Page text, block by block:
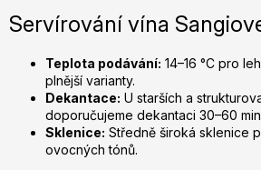
Servírování vína
Teplota podávání: 14–16 °C pro
plnější varianty.
Dekantace: U starších a
doporučujeme dekantaci 30–60
Sklenice: Středně široká sklenice
ovocných tónů.